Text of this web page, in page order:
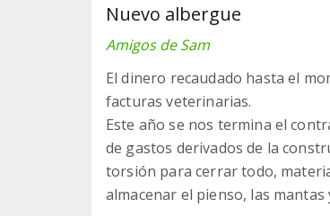
Nuevo albergue
Amigos de Sam
El dinero recaudado hasta el
facturas veterinarias.
Este año se nos termina el
de gastos derivados de la
torsión para cerrar todo,
almacenar el pienso, las mantas